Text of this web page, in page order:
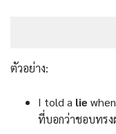
ตัวอย่าง:
I told a lie
ที่บอกว่าชอบทรง